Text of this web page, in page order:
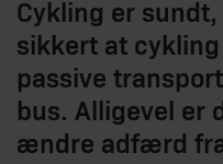
Cykling er
sikkert at
passive
bus. Alligevel er
ændre adfærd